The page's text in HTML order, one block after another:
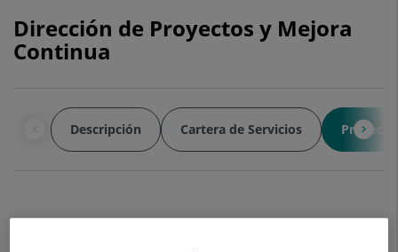
Dirección de Proyectos y Mejora
Continua
Descripción Cartera de Servicios
Actualmente estos son los proyectos tanto en activo, como